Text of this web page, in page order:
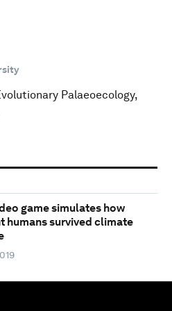
Palaeoecology,
game simulates how
humans survived climate